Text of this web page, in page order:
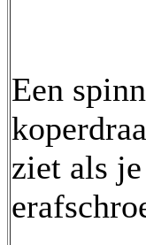
Een
ziet als